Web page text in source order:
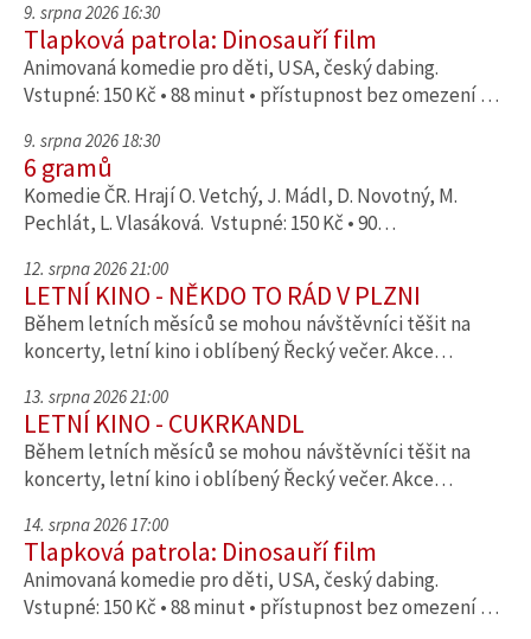
9. srpna 2026 16:30
Tlapková patrola: Dinosauří film
Animovaná komedie pro děti, USA, český dabing.
Vstupné: 150 Kč • 88 minut • přístupnost bez omezení …
9. srpna 2026 18:30
6 gramů
Komedie ČR. Hrají O. Vetchý, J. Mádl, D. Novotný, M.
Pechlát, L. Vlasáková. Vstupné: 150 Kč • 90…
12. srpna 2026 21:00
LETNÍ KINO - NĚKDO TO RÁD V PLZNI
Během letních měsíců se mohou návštěvníci těšit na
koncerty, letní kino i oblíbený Řecký večer. Akce…
13. srpna 2026 21:00
LETNÍ KINO - CUKRKANDL
Během letních měsíců se mohou návštěvníci těšit na
koncerty, letní kino i oblíbený Řecký večer. Akce…
14. srpna 2026 17:00
Tlapková patrola: Dinosauří film
Animovaná komedie pro děti, USA, český dabing.
Vstupné: 150 Kč • 88 minut • přístupnost bez omezení …